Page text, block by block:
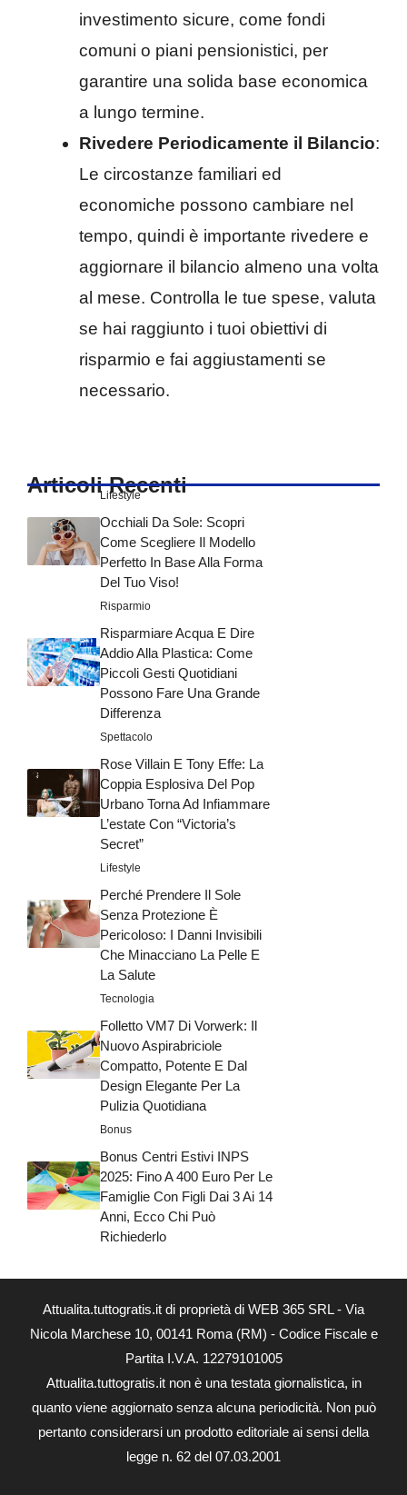
investimento sicure, come fondi
comuni o piani pensionistici, per
garantire una solida base economica
a lungo termine.
Rivedere Periodicamente il Bilancio:
Le circostanze familiari ed
economiche possono cambiare nel
tempo, quindi è importante rivedere e
aggiornare il bilancio almeno una volta
al mese. Controlla le tue spese, valuta
se hai raggiunto i tuoi obiettivi di
risparmio e fai aggiustamenti se
necessario.
Articoli Recenti
Lifestyle
Occhiali Da Sole: Scopri
Come Scegliere Il Modello
Perfetto In Base Alla Forma
Del Tuo Viso!
Risparmio
Risparmiare Acqua E Dire
Addio Alla Plastica: Come
Piccoli Gesti Quotidiani
Possono Fare Una Grande
Differenza
Spettacolo
Rose Villain E Tony Effe: La
Coppia Esplosiva Del Pop
Urbano Torna Ad Infiammare
L’estate Con “Victoria’s
Secret”
Lifestyle
Perché Prendere Il Sole
Senza Protezione È
Pericoloso: I Danni Invisibili
Che Minacciano La Pelle E
La Salute
Tecnologia
Folletto VM7 Di Vorwerk: Il
Nuovo Aspirabriciole
Compatto, Potente E Dal
Design Elegante Per La
Pulizia Quotidiana
Bonus
Bonus Centri Estivi INPS
2025: Fino A 400 Euro Per Le
Famiglie Con Figli Dai 3 Ai 14
Anni, Ecco Chi Può
Richiederlo
Attualita.tuttogratis.it di proprietà di WEB 365 SRL - Via
Nicola Marchese 10, 00141 Roma (RM) - Codice Fiscale e
Partita I.V.A. 12279101005
Attualita.tuttogratis.it non è una testata giornalistica, in
quanto viene aggiornato senza alcuna periodicità. Non può
pertanto considerarsi un prodotto editoriale ai sensi della
legge n. 62 del 07.03.2001